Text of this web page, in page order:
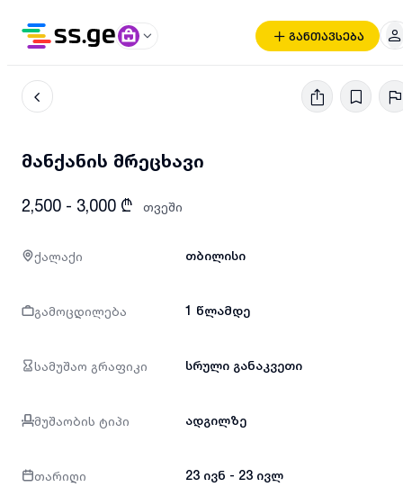
განთავსება
მანქანის მრეცხავი
2,500 - 3,000 ₾ თვეში
ქალაქი თბილისი
გამოცდილება 1 წლამდე
სამუშაო გრაფიკი სრული განაკვეთი
მუშაობის ტიპი ადგილზე
თარიღი 23 ივნ - 23 ივლ